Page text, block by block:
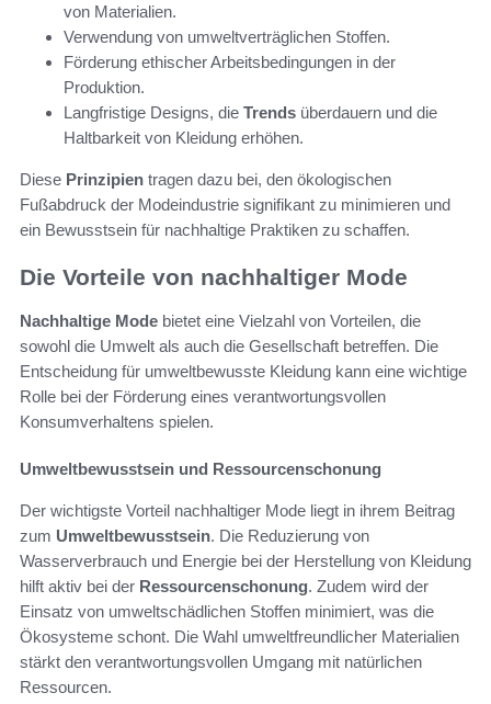
von Materialien.
Verwendung von umweltverträglichen Stoffen.
Förderung ethischer Arbeitsbedingungen in der
Produktion.
Langfristige Designs, die Trends überdauern und die
Haltbarkeit von Kleidung erhöhen.
Diese Prinzipien tragen dazu bei, den ökologischen
Fußabdruck der Modeindustrie signifikant zu minimieren und
ein Bewusstsein für nachhaltige Praktiken zu schaffen.
Die Vorteile von nachhaltiger Mode
Nachhaltige Mode bietet eine Vielzahl von Vorteilen, die
sowohl die Umwelt als auch die Gesellschaft betreffen. Die
Entscheidung für umweltbewusste Kleidung kann eine wichtige
Rolle bei der Förderung eines verantwortungsvollen
Konsumverhaltens spielen.
Umweltbewusstsein und Ressourcenschonung
Der wichtigste Vorteil nachhaltiger Mode liegt in ihrem Beitrag
zum Umweltbewusstsein. Die Reduzierung von
Wasserverbrauch und Energie bei der Herstellung von Kleidung
hilft aktiv bei der Ressourcenschonung. Zudem wird der
Einsatz von umweltschädlichen Stoffen minimiert, was die
Ökosysteme schont. Die Wahl umweltfreundlicher Materialien
stärkt den verantwortungsvollen Umgang mit natürlichen
Ressourcen.